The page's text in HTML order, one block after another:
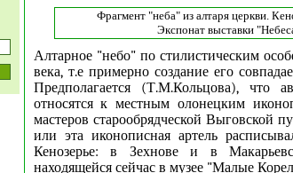
Фрагмент "неба" из алтаря церкви.
Экспонат выставки
Алтарное "небо" по стилистическим
века, т.е примерно создание его
Предполагается (Т.М.Кольцова), что
относятся к местным олонецким
мастеров старообрядческой Выговской
или эта иконописная артель
Кенозерье: в Зехнове и в
находящейся сейчас в музее "Малые